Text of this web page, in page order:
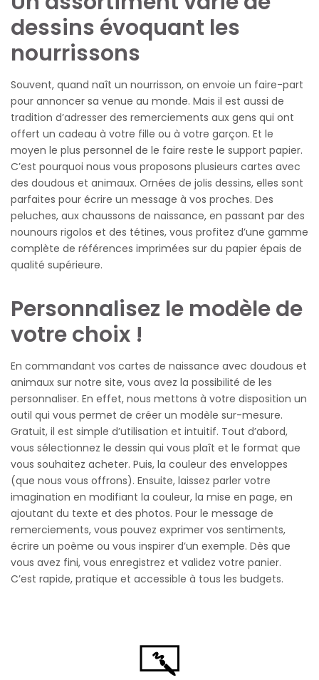
dessins évoquant les
nourrissons
Souvent, quand naît un nourrisson, on envoie un faire-part
pour annoncer sa venue au monde. Mais il est aussi de
tradition d’adresser des remerciements aux gens qui ont
offert un cadeau à votre fille ou à votre garçon. Et le
moyen le plus personnel de le faire reste le support papier.
C’est pourquoi nous vous proposons plusieurs cartes avec
des doudous et animaux. Ornées de jolis dessins, elles sont
parfaites pour écrire un message à vos proches. Des
peluches, aux chaussons de naissance, en passant par des
nounours rigolos et des tétines, vous profitez d’une gamme
complète de références imprimées sur du papier épais de
qualité supérieure.
Personnalisez le modèle de
votre choix !
En commandant vos cartes de naissance avec doudous et
animaux sur notre site, vous avez la possibilité de les
personnaliser. En effet, nous mettons à votre disposition un
outil qui vous permet de créer un modèle sur-mesure.
Gratuit, il est simple d’utilisation et intuitif. Tout d’abord,
vous sélectionnez le dessin qui vous plaît et le format que
vous souhaitez acheter. Puis, la couleur des enveloppes
(que nous vous offrons). Ensuite, laissez parler votre
imagination en modifiant la couleur, la mise en page, en
ajoutant du texte et des photos. Pour le message de
remerciements, vous pouvez exprimer vos sentiments,
écrire un poème ou vous inspirer d’un exemple. Dès que
vous avez fini, vous enregistrez et validez votre panier.
C’est rapide, pratique et accessible à tous les budgets.